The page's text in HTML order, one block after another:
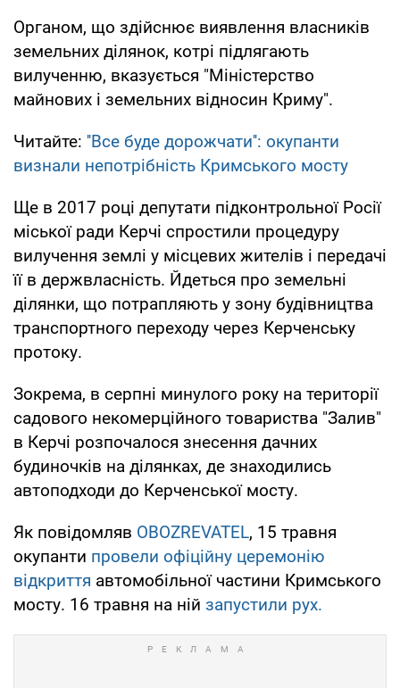
Органом, що здійснює виявлення власників
земельних ділянок, котрі підлягають
вилученню, вказується "Міністерство
майнових і земельних відносин Криму".
Читайте: ''Все буде дорожчати'': окупанти
визнали непотрібність Кримського мосту
Ще в 2017 році депутати підконтрольної Росії
міської ради Керчі спростили процедуру
вилучення землі у місцевих жителів і передачі
її в держвласність. Йдеться про земельні
ділянки, що потрапляють у зону будівництва
транспортного переходу через Керченську
протоку.
Зокрема, в серпні минулого року на території
садового некомерційного товариства "Залив"
в Керчі розпочалося знесення дачних
будиночків на ділянках, де знаходились
автоподходи до Керченської мосту.
Як повідомляв OBOZREVATEL, 15 травня
окупанти провели офіційну церемонію
відкриття автомобільної частини Кримського
мосту. 16 травня на ній запустили рух.